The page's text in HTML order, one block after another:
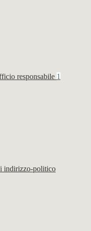
responsabile 1
indirizzo-politico